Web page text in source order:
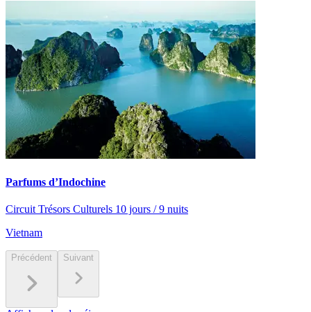
Parfums d’Indochine
Circuit Trésors Culturels 10 jours / 9 nuits
Vietnam
Précédent Suivant